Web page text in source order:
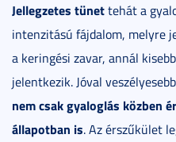
Jellegzetes tünettehát a
intenzitású fájdalom, melyre
a keringési zavar, annál
jelentkezik. Jóval
nem csak gyaloglás közben
állapotban is. Az érszűkület